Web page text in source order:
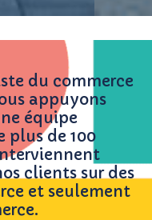
du commerce
appuyons
équipe
de 100
clients sur des
et seulement